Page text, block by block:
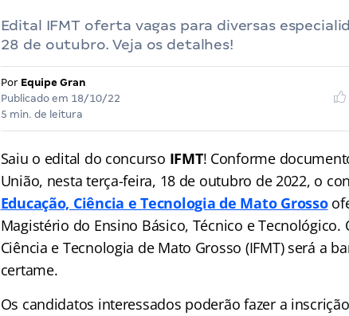
Edital IFMT oferta vagas para diversas
28 de outubro. Veja os detalhes!
Por Equipe Gran
Publicado em 18/10/22
5 min. de leitura
Saiu o edital do concurso IFMT! Conforme
União, nesta terça-feira, 18 de outubro de 2022, o
Educação, Ciência e Tecnologia de Mato Grosso
Magistério do Ensino Básico, Técnico e Tecnológico.
Ciência e Tecnologia de Mato Grosso (IFMT) será a
certame.
Os candidatos interessados poderão fazer a